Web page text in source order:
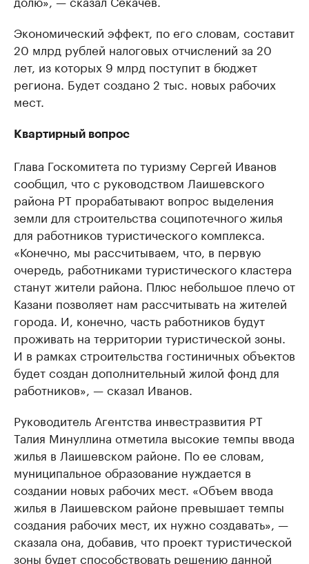
Экономический эффект, по его словам, составит
20 млрд рублей налоговых отчислений за 20
лет, из которых 9 млрд поступит в бюджет
региона. Будет создано 2 тыс. новых рабочих
мест.
Квартирный вопрос
Глава Госкомитета по туризму Сергей Иванов
сообщил, что с руководством Лаишевского
района РТ прорабатывают вопрос выделения
земли для строительства соципотечного жилья
для работников туристического комплекса.
«Конечно, мы рассчитываем, что, в первую
очередь, работниками туристического кластера
станут жители района. Плюс небольшое плечо от
Казани позволяет нам рассчитывать на жителей
города. И, конечно, часть работников будут
проживать на территории туристической зоны.
И в рамках строительства гостиничных объектов
будет создан дополнительный жилой фонд для
работников», — сказал Иванов.
Руководитель Агентства инвестразвития РТ
Талия Минуллина отметила высокие темпы ввода
жилья в Лаишевском районе. По ее словам,
муниципальное образование нуждается в
создании новых рабочих мест. «Объем ввода
жилья в Лаишевском районе превышает темпы
создания рабочих мест, их нужно создавать», —
сказала она, добавив, что проект туристической
зоны будет способствовать решению данной